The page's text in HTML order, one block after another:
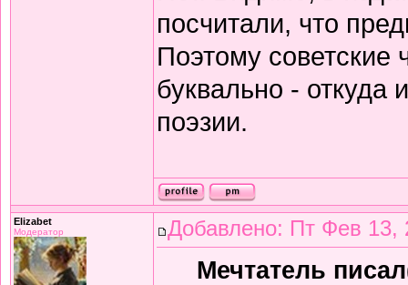
посчитали, что
Поэтому советские
буквально -
поэзии.
Elizabet
Модератор Добавлено: Пт Фев 13,
Мечтатель